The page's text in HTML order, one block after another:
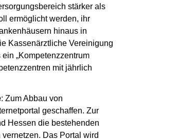
stärker als
ermöglicht werden, ihr
hinaus in
Kassenärztliche Vereinigung
„Kompetenzzentrum
mit jährlich
: Zum Abbau von
geschaffen. Zur
Hessen die bestehenden
Das Portal wird